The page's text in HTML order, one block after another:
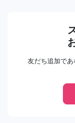
友だち追加で